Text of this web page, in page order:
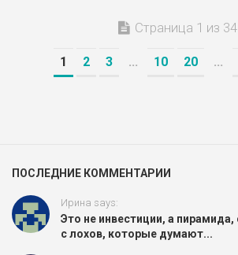
Страница 1 из 34
1 2 3 ... 10 20 ...
ПОСЛЕДНИЕ КОММЕНТАРИИ
Ирина says:
Это не инвестиции, а пирамида,
с лохов, которые думают...